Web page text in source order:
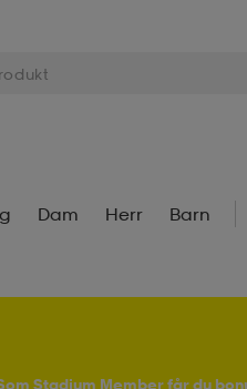
Dam Herr Barn
Stadium Member får du